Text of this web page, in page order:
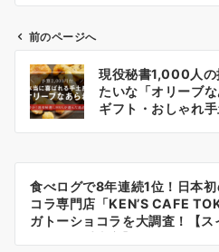
投
稿
ナ
ビ
ゲ
ー
シ
ョ
前のページへ
現役秘書1,000人の
たいな「オリーブ
ギフト・おしゃれ手
食べログで8年連続1位！日本初
コラ専門店「KEN’S CAFE
ガトーショコラを大調査！【ス